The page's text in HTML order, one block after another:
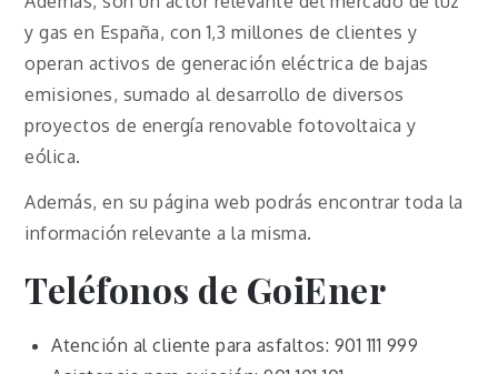
y gas en España, con 1,3 millones de clientes y
operan activos de generación eléctrica de bajas
emisiones, sumado al desarrollo de diversos
proyectos de energía renovable fotovoltaica y
eólica.
Además, en su página web podrás encontrar toda la
información relevante a la misma.
Teléfonos de GoiEner
Atención al cliente para asfaltos: 901 111 999